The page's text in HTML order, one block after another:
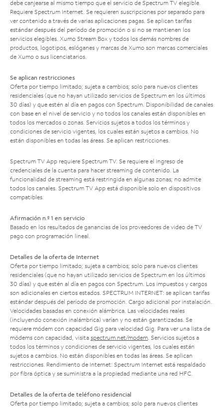
debe canjearse al mismo tiempo que el servicio de Spectrum TV elegible.
Requiere Spectrum Internet. Se requieren suscripciones por separado para
ver contenido a través de varias aplicaciones pagas. Se aplican tarifas
estándar después del período de promoción o si no se mantienen los
servicios elegibles. Xumo Stream Box y todos los demás nombres de
productos, logotipos, eslóganes y marcas de Xumo son marcas comerciales
de Xumo o sus licenciatarios.
Se aplican restricciones
Oferta por tiempo limitado; sujeta a cambios; solo para nuevos clientes
residenciales (que no hayan utilizado servicios de Spectrum en los últimos
30 días) y que estén al día en pagos con Spectrum. Disponibilidad de canales
con base en el nivel de servicio y no todos los canales están disponibles en
todos los mercados o zonas. Servicios sujetos a todos los términos y
condiciones de servicio vigentes, los cuales están sujetos a cambios. No
están disponibles en todas las áreas. Se aplican restricciones.
Spectrum TV App requiere Spectrum TV. Se requiere el ingreso de
credenciales de la cuenta para hacer streaming de contenido. La
funcionalidad de streaming está restringida en algunas zonas; no admite
todos los canales. Spectrum TV App está disponible solo en dispositivos
compatibles.
Afirmación n.º 1 en servicio
Basado en los resultados de ganancias de los proveedores de video de TV
pago con programación lineal.
Detalles de la oferta de Internet
Oferta por tiempo limitado; sujeta a cambios; solo para nuevos clientes
residenciales (que no hayan utilizado servicios de Spectrum en los últimos
30 días) y que estén al día en pagos con Spectrum. Los impuestos y cargos
son adicionales en ciertos estados. SPECTRUM INTERNET: se aplican tarifas
estándar después del período de promoción. Cargo adicional por instalación.
Velocidades basadas en conexión alámbrica. Las velocidades reales
(incluyendo conexión inalámbrica) varían y no están garantizadas. Se
requiere módem con capacidad Gig para velocidad Gig. Para ver una lista de
módems con capacidad, visita spectrum.net/modem. Servicios sujetos a
todos los términos y condiciones de servicio vigentes, los cuales están
sujetos a cambios. No están disponibles en todas las áreas. Se aplican
restricciones. Rendimiento de Internet: Spectrum Internet está respaldado
por fibra óptica y se suministra a la propiedad mediante una red HFC.
Detalles de la oferta de teléfono residencial
Oferta por tiempo limitado; sujeta a cambios; solo para nuevos clientes